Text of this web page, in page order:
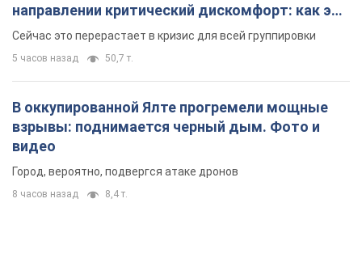
направлении критический дискомфорт: как это
удалось
Сейчас это перерастает в кризис для всей группировки
5 часов назад 50,7 т.
В оккупированной Ялте прогремели мощные
взрывы: поднимается черный дым. Фото и
видео
Город, вероятно, подвергся атаке дронов
8 часов назад 8,4 т.